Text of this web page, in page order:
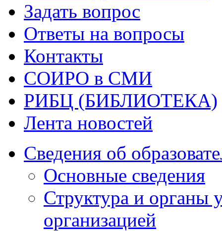
Задать вопрос
Ответы на вопросы
Контакты
СОИРО в СМИ
РИБЦ (БИБЛИОТЕКА)
Лента новостей
Сведения об
Основные сведения
Структура и органы
организацией